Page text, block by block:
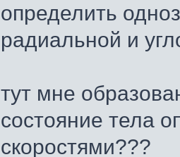
определить
радиальной и
тут мне
состояние тела
скоростями???